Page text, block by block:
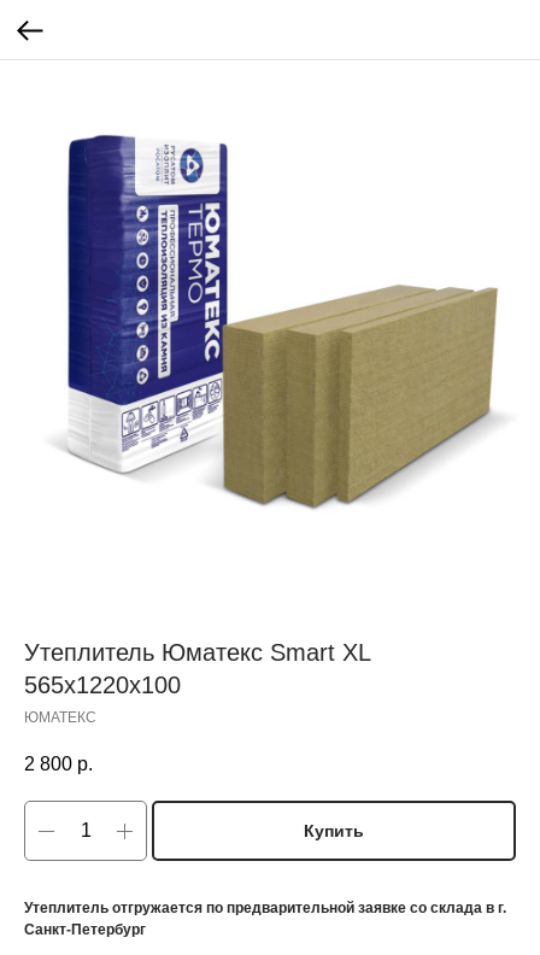
Утеплитель Юматекс Smart XL
565х1220х100
ЮМАТЕКС
2 800 р.
Купить
Утеплитель отгружается по предварительной заявке со склада в г.
Санкт-Петербург